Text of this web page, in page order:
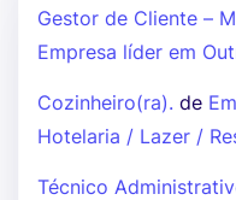
Gestor de Cliente –
Empresa líder em
Cozinheiro(ra). de
Hotelaria / Lazer /
Técnico